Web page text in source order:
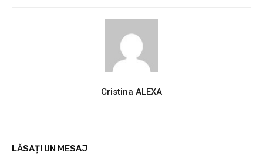
Cristina ALEXA
LĂSAȚI UN MESAJ